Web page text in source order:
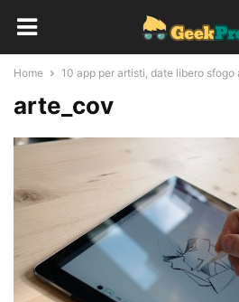
Home 10 app per artisti, date libero sfogo
arte_cov